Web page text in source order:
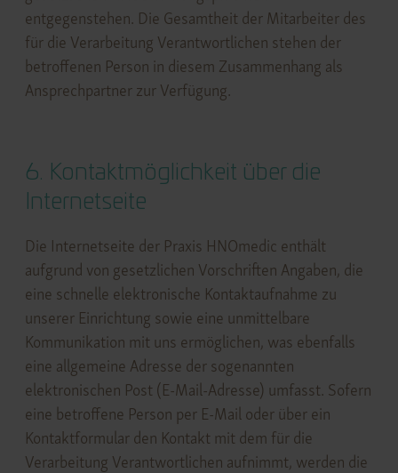
entgegenstehen. Die Gesamtheit der Mitarbeiter des
für die Verarbeitung Verantwortlichen stehen der
betroffenen Person in diesem Zusammenhang als
Ansprechpartner zur Verfügung.
6. Kontaktmöglichkeit über die
Internetseite
Die Internetseite der Praxis HNOmedic enthält
aufgrund von gesetzlichen Vorschriften Angaben, die
eine schnelle elektronische Kontaktaufnahme zu
unserer Einrichtung sowie eine unmittelbare
Kommunikation mit uns ermöglichen, was ebenfalls
eine allgemeine Adresse der sogenannten
elektronischen Post (E-Mail-Adresse) umfasst. Sofern
eine betroffene Person per E-Mail oder über ein
Kontaktformular den Kontakt mit dem für die
Verarbeitung Verantwortlichen aufnimmt, werden die